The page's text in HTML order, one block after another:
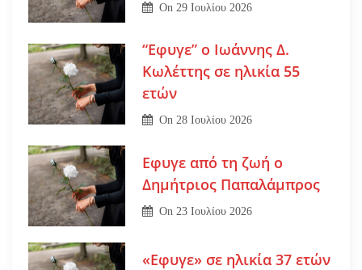
On 29 Ιουλίου 2026
“Εφυγε” ο Ιωάννης Δ.
Κωλέττης σε ηλικία 55
ετών
On28 Ιουλίου 2026
Εφυγε από τη ζωή ο
Δημήτριος Παπαλάμπρος
On 23 Ιουλίου 2026
«Εφυγε» σε ηλικία 37 ετών